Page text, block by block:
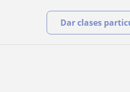
Dar clases